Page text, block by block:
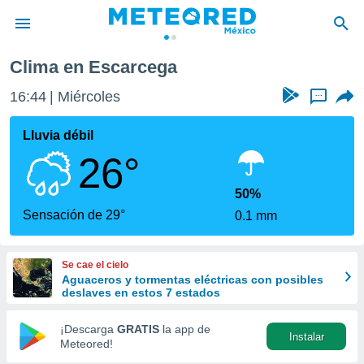
de
ha sido
para
que se
calidad.
a este
las
y
forma
digital
basada
Clima en Escarcega
16:44 Miércoles ...
Lluvia débil
26°
Sensación de 29°
50%
0.1 mm
Se cae el cielo
Aguaceros y tormentas eléctricas con posibles
deslaves en estos 7 estados
¡Descarga GRATIS la app de
Meteored!
Instalar